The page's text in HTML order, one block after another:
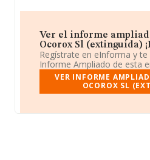
Ver el informe
Ocorox Sl (extinguida)
Regístrate en eInforma y
Informe Ampliado de esta
VER INFORME
OCOROX SL